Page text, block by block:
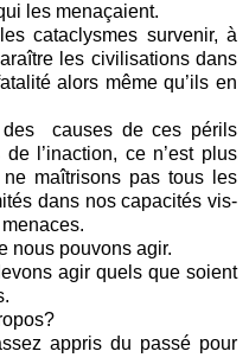
les menaçaient.
cataclysmes survenir, à
les civilisations dans
alors même qu’ils en
des causes de ces périls
l’inaction, ce n’est plus
maîtrisons pas tous les
dans nos capacités vis-
nous pouvons agir.
agir quels que soient
appris du passé pour